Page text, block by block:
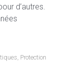
d’autres.
Protection